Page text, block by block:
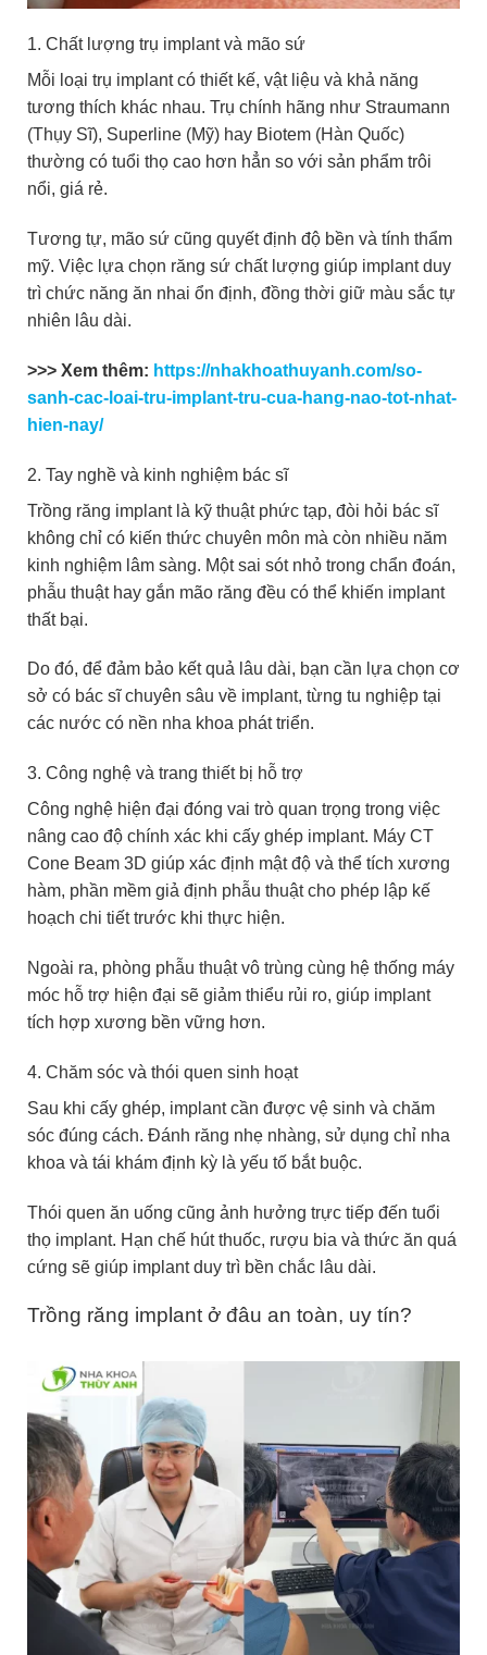
1. Chất lượng trụ implant và mão sứ
Mỗi loại trụ implant có thiết kế, vật liệu và khả năng
tương thích khác nhau. Trụ chính hãng như Straumann
(Thụy Sĩ), Superline (Mỹ) hay Biotem (Hàn Quốc)
thường có tuổi thọ cao hơn hẳn so với sản phẩm trôi
nổi, giá rẻ.
Tương tự, mão sứ cũng quyết định độ bền và tính thẩm
mỹ. Việc lựa chọn răng sứ chất lượng giúp implant duy
trì chức năng ăn nhai ổn định, đồng thời giữ màu sắc tự
nhiên lâu dài.
>>> Xem thêm: https://nhakhoathuyanh.com/so-
sanh-cac-loai-tru-implant-tru-cua-hang-nao-tot-nhat-
hien-nay/
2. Tay nghề và kinh nghiệm bác sĩ
Trồng răng implant là kỹ thuật phức tạp, đòi hỏi bác sĩ
không chỉ có kiến thức chuyên môn mà còn nhiều năm
kinh nghiệm lâm sàng. Một sai sót nhỏ trong chẩn đoán,
phẫu thuật hay gắn mão răng đều có thể khiến implant
thất bại.
Do đó, để đảm bảo kết quả lâu dài, bạn cần lựa chọn cơ
sở có bác sĩ chuyên sâu về implant, từng tu nghiệp tại
các nước có nền nha khoa phát triển.
3. Công nghệ và trang thiết bị hỗ trợ
Công nghệ hiện đại đóng vai trò quan trọng trong việc
nâng cao độ chính xác khi cấy ghép implant. Máy CT
Cone Beam 3D giúp xác định mật độ và thể tích xương
hàm, phần mềm giả định phẫu thuật cho phép lập kế
hoạch chi tiết trước khi thực hiện.
Ngoài ra, phòng phẫu thuật vô trùng cùng hệ thống máy
móc hỗ trợ hiện đại sẽ giảm thiểu rủi ro, giúp implant
tích hợp xương bền vững hơn.
4. Chăm sóc và thói quen sinh hoạt
Sau khi cấy ghép, implant cần được vệ sinh và chăm
sóc đúng cách. Đánh răng nhẹ nhàng, sử dụng chỉ nha
khoa và tái khám định kỳ là yếu tố bắt buộc.
Thói quen ăn uống cũng ảnh hưởng trực tiếp đến tuổi
thọ implant. Hạn chế hút thuốc, rượu bia và thức ăn quá
cứng sẽ giúp implant duy trì bền chắc lâu dài.
Trồng răng implant ở đâu an toàn, uy tín?